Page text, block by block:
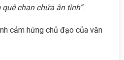
chan chứa ân tình”.
cảm hứng chủ đạo của văn